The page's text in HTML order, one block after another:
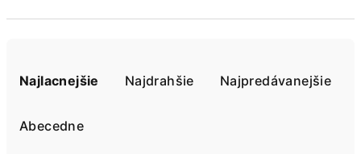
Najlacnejšie Najdrahšie Najpredávanejšie
Abecedne